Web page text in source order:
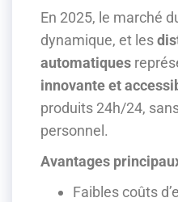
En 2025, le marché
dynamique, et les
automatiques
innovante et
produits 24h/24,
personnel.
Avantages
Faibles coûts